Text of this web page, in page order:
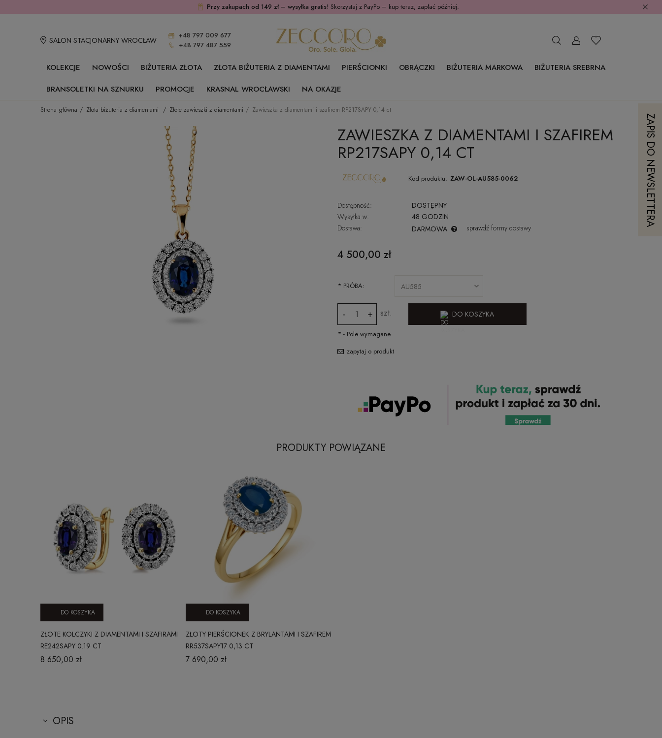
Przy zakupach od 149 zł – wysyłka gratis! Skorzystaj z PayPo – kup teraz, zapłać później.
SALON STACJONARNY WROCŁAW
+48 797 009 677
+48 797 487 559
KOLEKCJE NOWOŚCI BIŻUTERIA ZŁOTA ZŁOTA BIŻUTERIA Z DIAMENTAMI PIERŚCIONKI OBRĄCZKI BIŻUTERIA MARKOWA
BIŻUTERIA SREBRNA
BRANSOLETKI NA SZNURKU
PROMOCJE KRASNAL WROCŁAWSKI NA OKAZJE
Strona główna Złota biżuteria z diamentami Złote zawieszki z diamentami Zawieszka z diamentami i szafirem RP217SAPY 0,14 ct
ZAWIESZKA Z DIAMENTAMI I SZAFIREM
RP217SAPY 0,14 CT
Kod produktu: ZAW-OL-AU585-0062
Dostępność:
DOSTĘPNY
Wysyłka w:
48 GODZIN
Dostawa:
DARMOWA
CENA NIE ZAWIERA EWENTUALNYCH
KOSZTÓW PŁATNOŚCI
sprawdź formy dostawy
4 500,00 zł
* PRÓBA:
- + szt. DO KOSZYKA
* - Pole wymagane
zapytaj o produkt
PRODUKTY POWIĄZANE
ZŁOTE KOLCZYKI Z DIAMENTAMI I SZAFIRAMI
RE242SAPY 0.19 CT
8 650,00 zł
DO KOSZYKA
ZŁOTY PIERŚCIONEK Z BRYLANTAMI I SZAFIREM
RR537SAPY17 0,13 CT
7 690,00 zł
DO KOSZYKA
OPIS
ZAPIS DO NEWSLETTERA